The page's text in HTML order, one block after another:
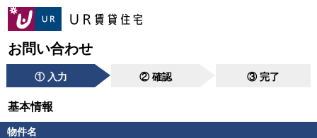
お問い合わせ
① 入力 ② 確認 ③ 完了
基本情報
物件名